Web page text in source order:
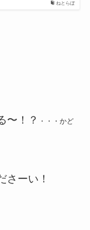
ねとらぼ
〜！？ ・・・かど
さーい！